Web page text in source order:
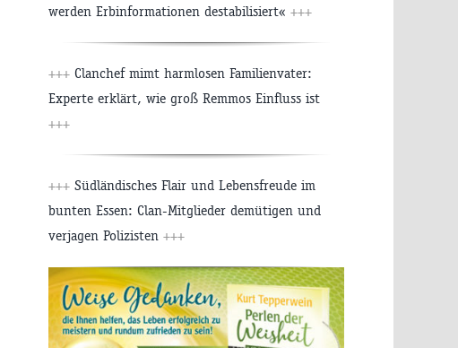
werden Erbinformationen destabilisiert« +++
+++ Clanchef mimt harmlosen Familienvater:
Experte erklärt, wie groß Remmos Einfluss ist
+++
+++ Südländisches Flair und Lebensfreude im
bunten Essen: Clan-Mitglieder demütigen und
verjagen Polizisten +++